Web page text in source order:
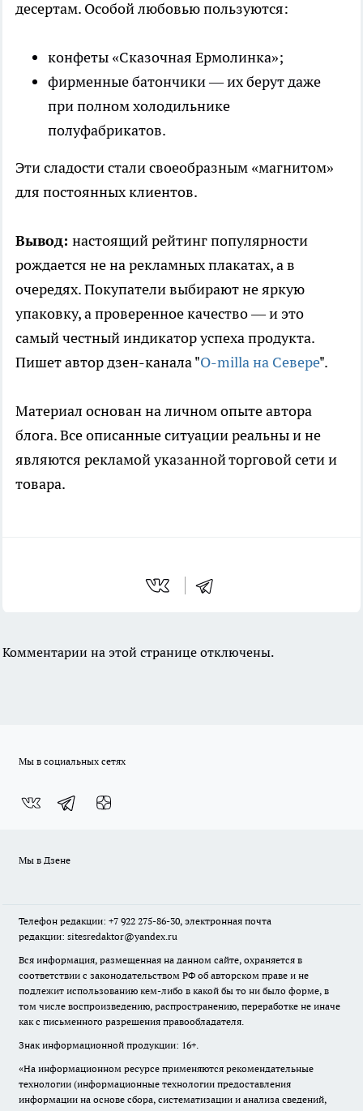
десертам. Особой любовью пользуются:
конфеты «Сказочная Ермолинка»;
фирменные батончики — их берут даже
при полном холодильнике
полуфабрикатов.
Эти сладости стали своеобразным «магнитом»
для постоянных клиентов.
Вывод: настоящий рейтинг популярности
рождается не на рекламных плакатах, а в
очередях. Покупатели выбирают не яркую
упаковку, а проверенное качество — и это
самый честный индикатор успеха продукта.
Пишет автор дзен-канала "O-milla на Севере".
Материал основан на личном опыте автора
блога. Все описанные ситуации реальны и не
являются рекламой указанной торговой сети и
товара.
Комментарии на этой странице отключены.
Мы в социальных сетях
Мы в Дзене
Телефон редакции: +7 922 275-86-30, электронная почта
редакции: sitesredaktor@yandex.ru
Вся информация, размещенная на данном сайте, охраняется в
соответствии с законодательством РФ об авторском праве и не
подлежит использованию кем-либо в какой бы то ни было форме, в
том числе воспроизведению, распространению, переработке не иначе
как с письменного разрешения правообладателя.
Знак информационной продукции: 16+.
«На информационном ресурсе применяются рекомендательные
технологии (информационные технологии предоставления
информации на основе сбора, систематизации и анализа сведений,